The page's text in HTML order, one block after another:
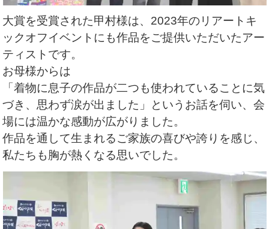
大賞を受賞された甲村様は、 2023年のリアートキ
ックオフイベントにも作品をご提供いただいたアー
ティストです。
お母様からは
「着物に息子の作品が二つも使われていることに気
づき、思わず涙が出ました」
というお話を伺い、会
場には温かな感動が広がりました。
作品を通して生まれるご家族の喜びや誇りを感じ、
私たちも胸が熱くなる思いでした。